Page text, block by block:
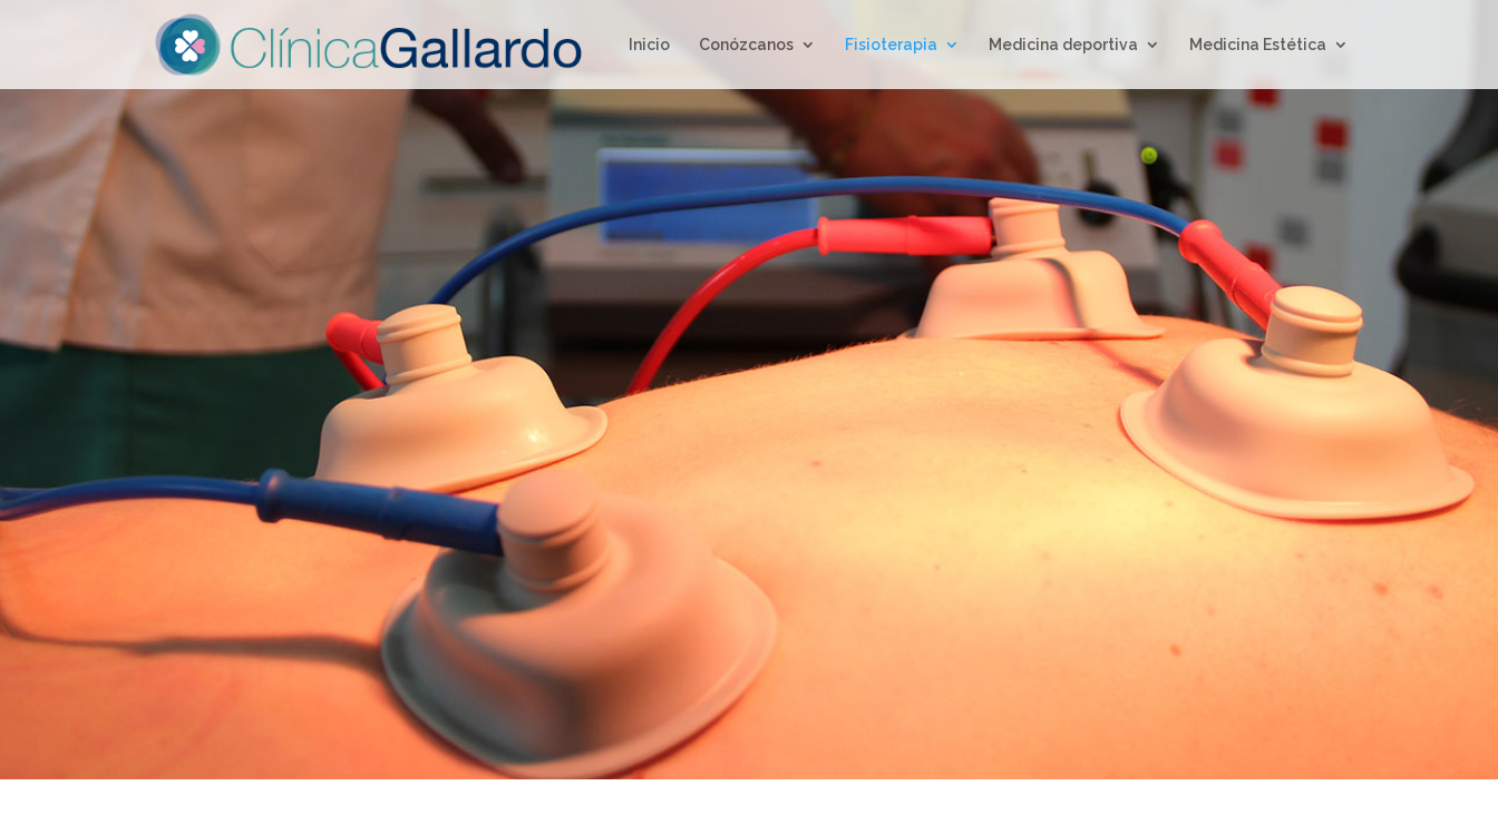
Inicio Conózcanos Fisioterapia Medicina deportiva Medicina Estética